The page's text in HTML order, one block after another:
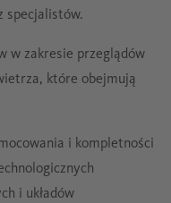
specjalistów.
w zakresie przeglądów
które obejmują
i kompletności
i układów